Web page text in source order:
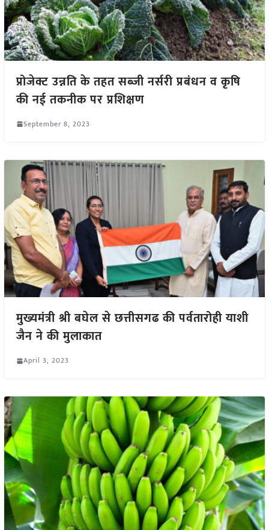
प्रोजेक्ट उन्नति के तहत सब्जी नर्सरी प्रबंधन व कृषि
की नई तकनीक पर प्रशिक्षण
September 8, 2023
मुख्यमंत्री श्री बघेल से छत्तीसगढ की पर्वतारोही याशी
जैन ने की मुलाकात
April 3, 2023